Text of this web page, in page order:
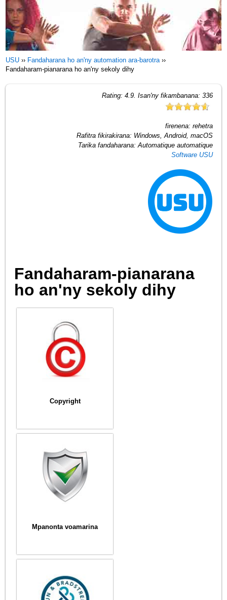
USU ›› Fandaharana ho an'ny automation ara-barotra››
Fandaharam-pianarana ho an'ny sekoly dihy
Rating: 4.9. Isan'ny fikambanana: 336
firenena: rehetra
Rafitra fikirakirana: Windows, Android, macOS
Tarika fandaharana: Automatique automatique
Software USU
Fandaharam-pianarana
ho an'ny sekoly dihy
Copyright
Mpanonta voamarina